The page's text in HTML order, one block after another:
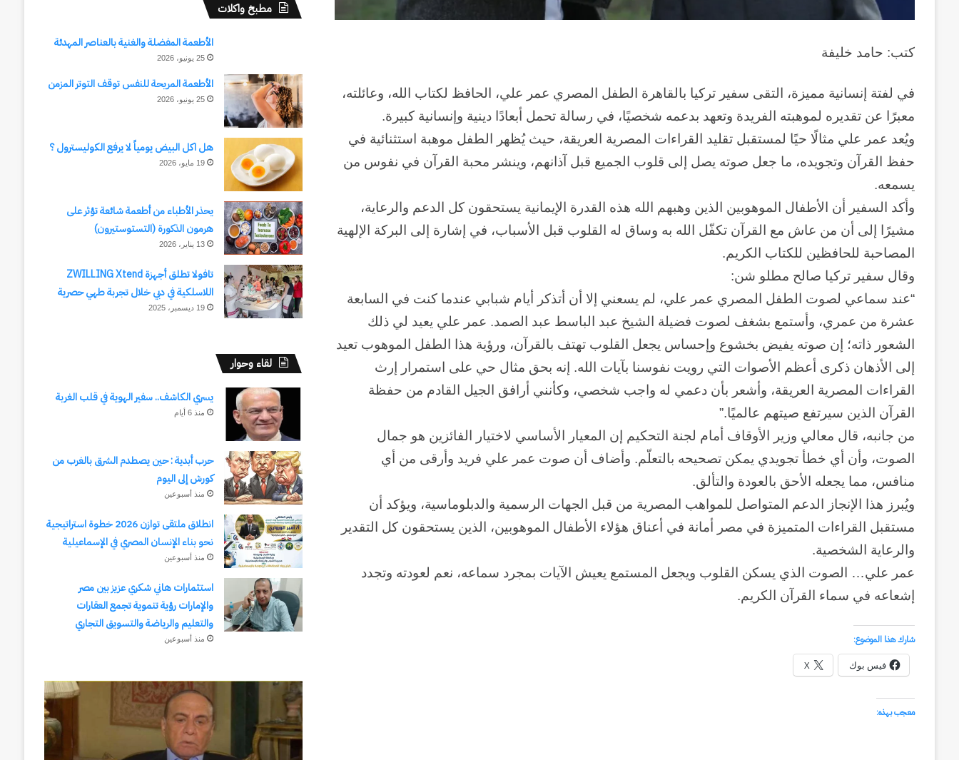
كتب: حامد خليفة
في لفتة إنسانية مميزة، التقى سفير تركيا بالقاهرة الطفل المصري عمر علي، الحافظ لكتاب الله، وعائلته،
معبرًا عن تقديره لموهبته الفريدة وتعهد بدعمه شخصيًا، في رسالة تحمل أبعادًا دينية وإنسانية كبيرة.
ويُعد عمر علي مثالًا حيًا لمستقبل تقليد القراءات المصرية العريقة، حيث يُظهر الطفل موهبة استثنائية في
حفظ القرآن وتجويده، ما جعل صوته يصل إلى قلوب الجميع قبل آذانهم، وينشر محبة القرآن في نفوس من
يسمعه.
وأكد السفير أن الأطفال الموهوبين الذين وهبهم الله هذه القدرة الإيمانية يستحقون كل الدعم والرعاية،
مشيرًا إلى أن من عاش مع القرآن تكفّل الله به وساق له القلوب قبل الأسباب، في إشارة إلى البركة الإلهية
المصاحبة للحافظين للكتاب الكريم.
وقال سفير تركيا صالح مطلو شن:
“عند سماعي لصوت الطفل المصري عمر علي، لم يسعني إلا أن أتذكر أيام شبابي عندما كنت في السابعة
عشرة من عمري، وأستمع بشغف لصوت فضيلة الشيخ عبد الباسط عبد الصمد. عمر علي يعيد لي ذلك
الشعور ذاته؛ إن صوته يفيض بخشوع وإحساس يجعل القلوب تهتف بالقرآن، ورؤية هذا الطفل الموهوب تعيد
إلى الأذهان ذكرى أعظم الأصوات التي رويت نفوسنا بآيات الله. إنه بحق مثال حي على استمرار إرث
القراءات المصرية العريقة، وأشعر بأن دعمي له واجب شخصي، وكأنني أرافق الجيل القادم من حفظة
القرآن الذين سيرتفع صيتهم عالميًا.”
من جانبه، قال معالي وزير الأوقاف أمام لجنة التحكيم إن المعيار الأساسي لاختيار الفائزين هو جمال
الصوت، وأن أي خطأ تجويدي يمكن تصحيحه بالتعلّم. وأضاف أن صوت عمر علي فريد وأرقى من أي
منافس، مما يجعله الأحق بالعودة والتألق.
ويُبرز هذا الإنجاز الدعم المتواصل للمواهب المصرية من قبل الجهات الرسمية والدبلوماسية، ويؤكد أن
مستقبل القراءات المتميزة في مصر أمانة في أعناق هؤلاء الأطفال الموهوبين، الذين يستحقون كل التقدير
والرعاية الشخصية.
عمر علي… الصوت الذي يسكن القلوب ويجعل المستمع يعيش الآيات بمجرد سماعه، نعم لعودته وتجدد
إشعاعه في سماء القرآن الكريم.
شارك هذا الموضوع:
فيس بوك
X
معجب بهذه:
مطبخ واكلات
الأطعمة المفضلة والغنية بالعناصر المهدئة
25 يونيو، 2026
الأطعمة المريحة للنفس توقف التوتر المزمن
25 يونيو، 2026
هل اكل البيض يومياً لا يرفع الكوليسترول ؟
19 مايو، 2026
يحذر الأطباء من أطعمة شائعة تؤثر على
هرمون الذكورة (التستوستيرون)
13 يناير، 2026
تافولا تطلق أجهزة ZWILLING Xtend
اللاسلكية في دبي خلال تجربة طهي حصرية
19 ديسمبر، 2025
لقاء وحوار
يسري الكاشف.. سفير الهوية في قلب الغربة
منذ 6 أيام
حرب أبدية : حين يصطدم الشرق بالغرب من
كورش إلى اليوم
منذ أسبوعين
انطلاق ملتقى توازن 2026 خطوة استراتيجية
نحو بناء الإنسان المصري في الإسماعيلية
منذ أسبوعين
استثمارات هاني شكري عزيز بين مصر
والإمارات رؤية تنموية تجمع العقارات
والتعليم والرياضة والتسويق التجاري
منذ أسبوعين
وكالة
الـ
CIA
و